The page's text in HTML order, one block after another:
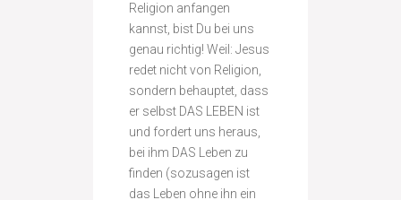
Religion anfangen
kannst, bist Du bei uns
genau richtig! Weil: Jesus
redet nicht von Religion,
sondern behauptet, dass
er selbst DAS LEBEN ist
und fordert uns heraus,
bei ihm DAS Leben zu
finden (sozusagen ist
das Leben ohne ihn ein